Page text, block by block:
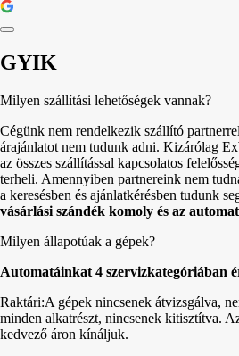
GYIK
Milyen szállítási lehetőségek vannak?
Cégünk nem rendelkezik szállító
árajánlatot nem tudunk adni. Kizárólag
az összes szállítással kapcsolatos
terheli. Amennyiben partnereink nem
a keresésben és ajánlatkérésben tudunk
vásárlási szándék komoly és az
Milyen állapotúak a gépek?
Automatáinkat 4 szervizkategóriában
Raktári:A gépek nincsenek átvizsgálva,
minden alkatrészt, nincsenek kitisztítva.
kedvező áron kínáljuk.